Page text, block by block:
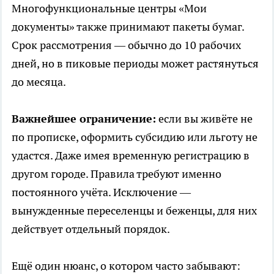
Многофункциональные центры «Мои
документы» также принимают пакеты бумаг.
Срок рассмотрения — обычно до 10 рабочих
дней, но в пиковые периоды может растянуться
до месяца.
Важнейшее ограничение: если вы живёте не
по прописке, оформить субсидию или льготу не
удастся. Даже имея временную регистрацию в
другом городе. Правила требуют именно
постоянного учёта. Исключение —
вынужденные переселенцы и беженцы, для них
действует отдельный порядок.
Ещё один нюанс, о котором часто забывают: